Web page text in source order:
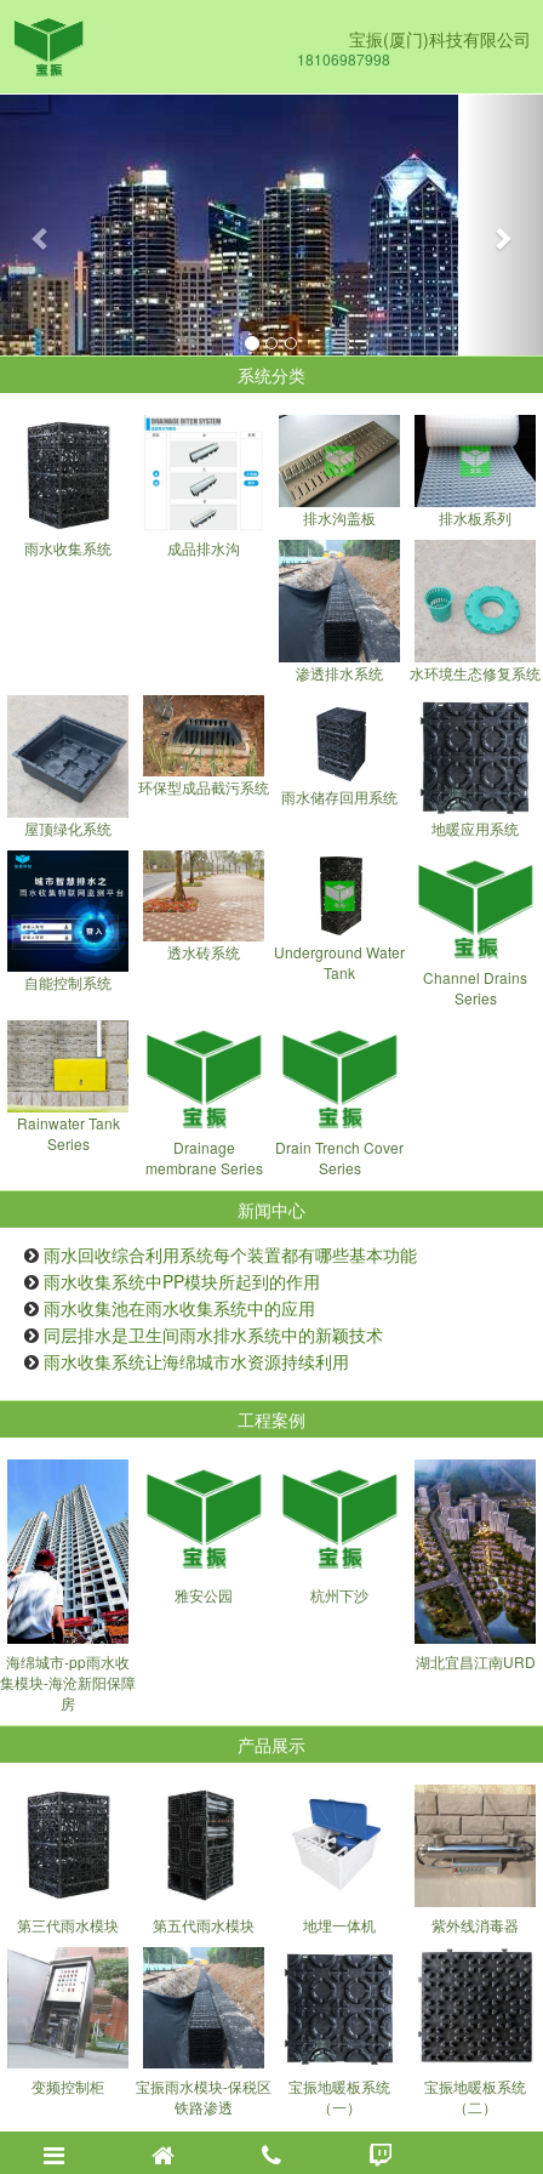
宝振(厦门)科技有限公司
18106987998
Previous
系统分类
雨水收集系统 成品排水沟
排水沟盖板 排水板系列
渗透排水系统 水环境生态修复系统
屋顶绿化系统
环保型成品截污系统 雨水储存回用系统
地暖应用系统
自能控制系统
透水砖系统
Underground Water
Tank
Channel Drains
Series
Rainwater Tank
Series
Drainage
membrane Series
Drain Trench Cover
Series
新闻中心
雨水回收综合利用系统每个装置都有哪些基本功能
雨水收集系统中PP模块所起到的作用
雨水收集池在雨水收集系统中的应用
同层排水是卫生间雨水排水系统中的新颖技术
雨水收集系统让海绵城市水资源持续利用
工程案例
海绵城市-pp雨水收
集模块-海沧新阳保障
房
雅安公园 杭州下沙
湖北宜昌江南URD
产品展示
第三代雨水模块 第五代雨水模块 地埋一体机 紫外线消毒器
变频控制柜
宝振雨水模块-保税区
铁路渗透
宝振地暖板系统
（一）
宝振地暖板系统
（二）